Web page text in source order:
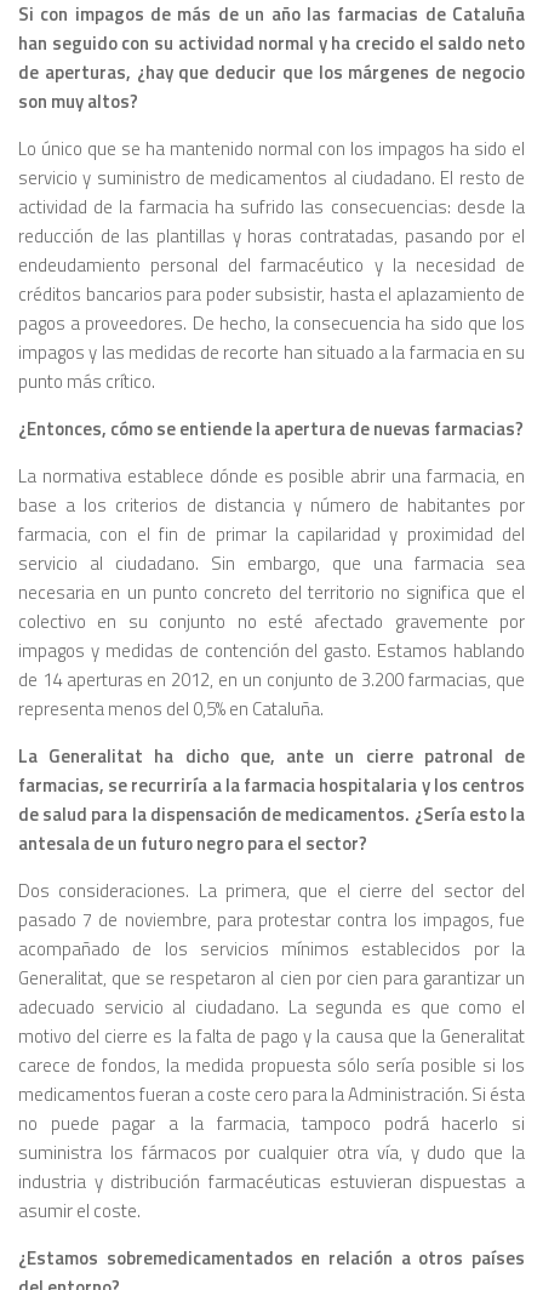
Si con impagos de más de un año las farmacias de Cataluña
han seguido con su actividad normal y ha crecido el saldo neto
de aperturas, ¿hay que deducir que los márgenes de negocio
son muy altos?
Lo único que se ha mantenido normal con los impagos ha sido el
servicio y suministro de medicamentos al ciudadano. El resto de
actividad de la farmacia ha sufrido las consecuencias: desde la
reducción de las plantillas y horas contratadas, pasando por el
endeudamiento personal del farmacéutico y la necesidad de
créditos bancarios para poder subsistir, hasta el aplazamiento de
pagos a proveedores. De hecho, la consecuencia ha sido que los
impagos y las medidas de recorte han situado a la farmacia en su
punto más crítico.
¿Entonces, cómo se entiende la apertura de nuevas farmacias?
La normativa establece dónde es posible abrir una farmacia, en
base a los criterios de distancia y número de habitantes por
farmacia, con el fin de primar la capilaridad y proximidad del
servicio al ciudadano. Sin embargo, que una farmacia sea
necesaria en un punto concreto del territorio no significa que el
colectivo en su conjunto no esté afectado gravemente por
impagos y medidas de contención del gasto. Estamos hablando
de 14 aperturas en 2012, en un conjunto de 3.200 farmacias, que
representa menos del 0,5% en Cataluña.
La Generalitat ha dicho que, ante un cierre patronal de
farmacias, se recurriría a la farmacia hospitalaria y los centros
de salud para la dispensación de medicamentos. ¿Sería esto la
antesala de un futuro negro para el sector?
Dos consideraciones. La primera, que el cierre del sector del
pasado 7 de noviembre, para protestar contra los impagos, fue
acompañado de los servicios mínimos establecidos por la
Generalitat, que se respetaron al cien por cien para garantizar un
adecuado servicio al ciudadano. La segunda es que como el
motivo del cierre es la falta de pago y la causa que la Generalitat
carece de fondos, la medida propuesta sólo sería posible si los
medicamentos fueran a coste cero para la Administración. Si ésta
no puede pagar a la farmacia, tampoco podrá hacerlo si
suministra los fármacos por cualquier otra vía, y dudo que la
industria y distribución farmacéuticas estuvieran dispuestas a
asumir el coste.
¿Estamos sobremedicamentados en relación a otros países